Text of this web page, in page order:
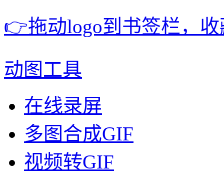
👉拖动logo到书签栏，
动图工具
在线录屏
多图合成GIF
视频转GIF